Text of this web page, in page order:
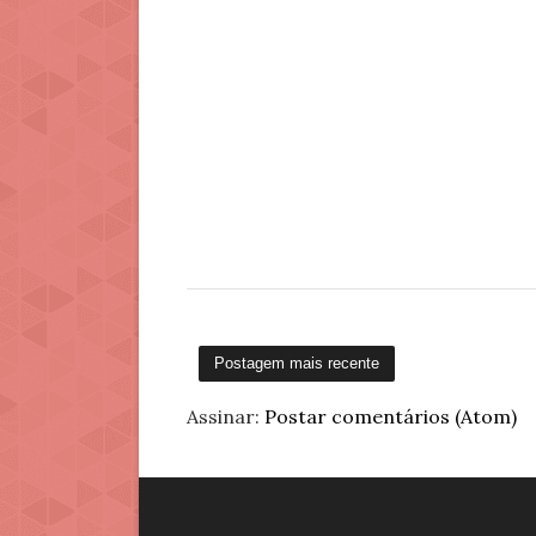
Postagem mais recente
Assinar: Postar comentários (Atom)